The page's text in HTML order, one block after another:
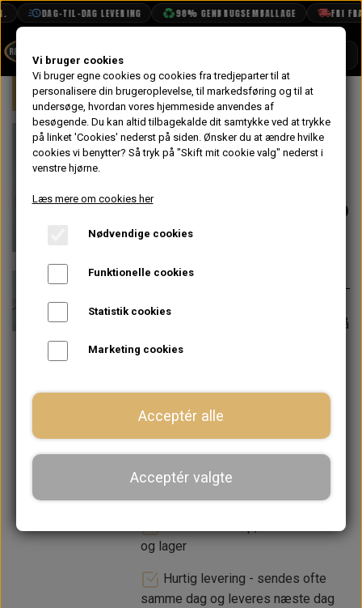
DAG-TIL-DAG LEVERING 98% GENBRUGSEMBALLAGE FRI
BOOK TID
PROJEKTER
TEKNISK DATA
VANDPOLERING
Forside Mini Kølersystem, Varme, Vand & Olie
På lager
Køler Beslag
1275 1990-1996
99,20 kr.
Varenummer: PCU10135S
Varen er på
lager. 1-2 dages leveringstid
− +
LÆG I KURV
og lager
Hurtig levering - sendes ofte
samme dag og leveres næste dag
Vi bruger cookies
Vi bruger egne cookies og cookies fra tredjeparter til at
personalisere din brugeroplevelse, til markedsføring og til at
undersøge, hvordan vores hjemmeside anvendes af
besøgende. Du kan altid tilbagekalde dit samtykke ved at trykke
på linket 'Cookies' nederst på siden. Ønsker du at ændre hvilke
cookies vi benytter? Så tryk på "Skift mit cookie valg" nederst i
venstre hjørne.
Læs mere om cookies her
Nødvendige cookies
Funktionelle cookies
Statistik cookies
Marketing cookies
Acceptér alle
Acceptér valgte